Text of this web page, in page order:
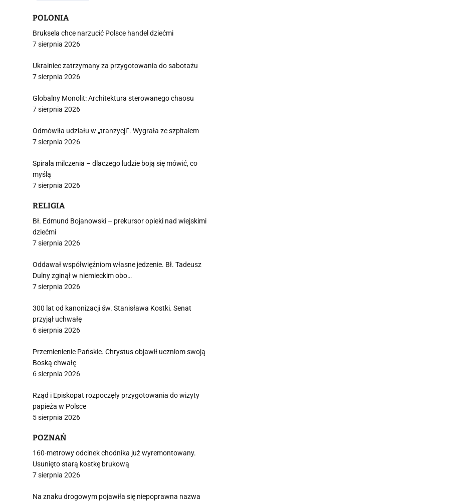
POLONIA
Bruksela chce narzucić Polsce handel dziećmi
7 sierpnia 2026
Ukrainiec zatrzymany za przygotowania do sabotażu
7 sierpnia 2026
Globalny Monolit: Architektura sterowanego chaosu
7 sierpnia 2026
Odmówiła udziału w „tranzycji”. Wygrała ze szpitalem
7 sierpnia 2026
Spirala milczenia – dlaczego ludzie boją się mówić, co
myślą
7 sierpnia 2026
RELIGIA
Bł. Edmund Bojanowski – prekursor opieki nad wiejskimi
dziećmi
7 sierpnia 2026
Oddawał współwięźniom własne jedzenie. Bł. Tadeusz
Dulny zginął w niemieckim obo…
7 sierpnia 2026
300 lat od kanonizacji św. Stanisława Kostki. Senat
przyjął uchwałę
6 sierpnia 2026
Przemienienie Pańskie. Chrystus objawił uczniom swoją
Boską chwałę
6 sierpnia 2026
Rząd i Episkopat rozpoczęły przygotowania do wizyty
papieża w Polsce
5 sierpnia 2026
POZNAŃ
160-metrowy odcinek chodnika już wyremontowany.
Usunięto starą kostkę brukową
7 sierpnia 2026
Na znaku drogowym pojawiła się niepoprawna nazwa